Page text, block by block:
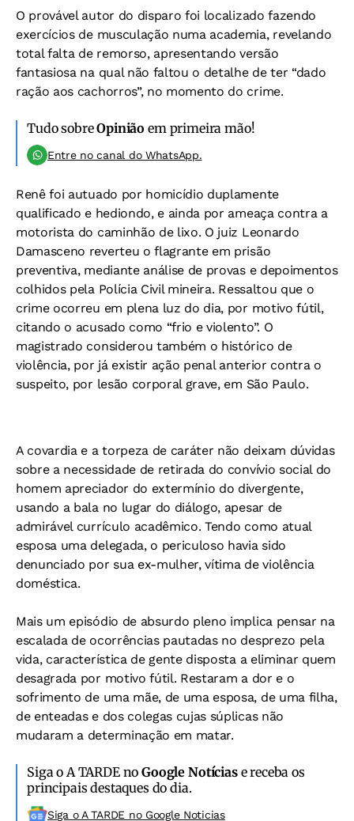
O provável autor do disparo foi localizado fazendo
exercícios de musculação numa academia, revelando
total falta de remorso, apresentando versão
fantasiosa na qual não faltou o detalhe de ter “dado
ração aos cachorros”, no momento do crime.
Tudo sobreOpinião em primeira mão!
Entre no canal do WhatsApp.
Renê foi autuado por homicídio duplamente
qualificado e hediondo, e ainda por ameaça contra a
motorista do caminhão de lixo. O juiz Leonardo
Damasceno reverteu o flagrante em prisão
preventiva, mediante análise de provas e depoimentos
colhidos pela Polícia Civil mineira. Ressaltou que o
crime ocorreu em plena luz do dia, por motivo fútil,
citando o acusado como “frio e violento”. O
magistrado considerou também o histórico de
violência, por já existir ação penal anterior contra o
suspeito, por lesão corporal grave, em São Paulo.
A covardia e a torpeza de caráter não deixam dúvidas
sobre a necessidade de retirada do convívio social do
homem apreciador do extermínio do divergente,
usando a bala no lugar do diálogo, apesar de
admirável currículo acadêmico. Tendo como atual
esposa uma delegada, o periculoso havia sido
denunciado por sua ex-mulher, vítima de violência
doméstica.
Mais um episódio de absurdo pleno implica pensar na
escalada de ocorrências pautadas no desprezo pela
vida, característica de gente disposta a eliminar quem
desagrada por motivo fútil. Restaram a dor e o
sofrimento de uma mãe, de uma esposa, de uma filha,
de enteadas e dos colegas cujas súplicas não
mudaram a determinação em matar.
Siga o A TARDE noGoogle Notíciase receba os
principais destaques do dia.
Siga o A TARDE no Google Noticias